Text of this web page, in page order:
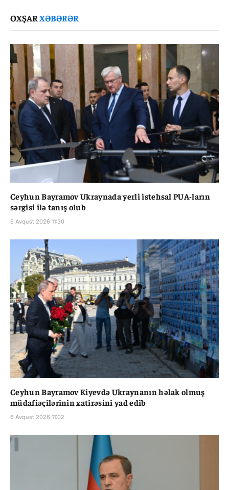
OXŞARXƏBƏRƏR
Ceyhun Bayramov Ukraynada yerli istehsal PUA-ların
sərgisi ilə tanış olub
6 Avqust 2026 11:30
Ceyhun Bayramov Kiyevdə Ukraynanın həlak olmuş
müdafiəçilərinin xatirəsini yad edib
6 Avqust 2026 11:02